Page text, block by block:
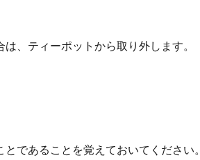
、ティーポットから取り外します。
であることを覚えておいてください。